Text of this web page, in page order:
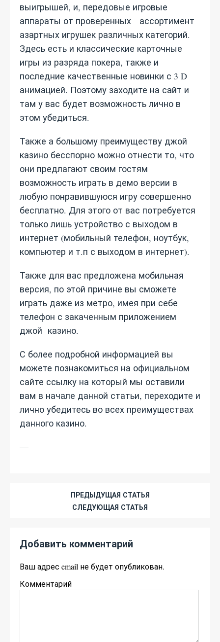
выигрышей, и, передовые игровые
аппараты от проверенных ассортимент
азартных игрушек различных категорий.
Здесь есть и классические карточные
игры из разряда покера, также и
последние качественные новинки с 3 D
анимацией. Поэтому заходите на сайт и
там у вас будет возможность лично в
этом убедиться.
Также а большому преимуществу джой
казино бесспорно можно отнести то, что
они предлагают своим гостям
возможность играть в демо версии в
любую понравившуюся игру совершенно
бесплатно. Для этого от вас потребуется
только лишь устройство с выходом в
интернет (мобильный телефон, ноутбук,
компьютер и т.п с выходом в интернет).
Также для вас предложена мобильная
версия, по этой причине вы сможете
играть даже из метро, имея при себе
телефон с закаченным приложением
джой казино.
С более подробной информацией вы
можете познакомиться на официальном
сайте ссылку на который мы оставили
вам в начале данной статьи, переходите и
лично убедитесь во всех преимуществах
данного казино.
—
ПРЕДЫДУЩАЯ СТАТЬЯ
СЛЕДУЮЩАЯ СТАТЬЯ
Добавить комментарий
Ваш адрес email не будет опубликован.
Комментарий